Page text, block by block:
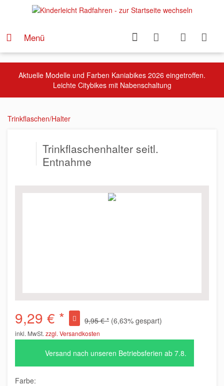
Menü
Aktuelle Modelle und Farben Kaniabikes 2026 eingetroffen.
Leichte Citybikes mit Nabenschaltung
Trinkflaschen/Halter
Trinkflaschenhalter seitl.
Entnahme
9,29 € * 9,95 € * (6,63% gespart)
inkl. MwSt. zzgl. Versandkosten
Versand nach unseren Betriebsferien ab 7.8.
Farbe: